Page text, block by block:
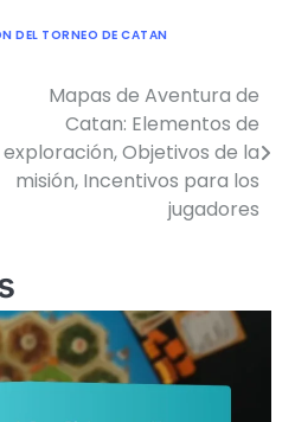
DEL TORNEO DE CATAN
Mapas de Aventura de
Catan: Elementos de
exploración, Objetivos de la
misión, Incentivos para los
jugadores